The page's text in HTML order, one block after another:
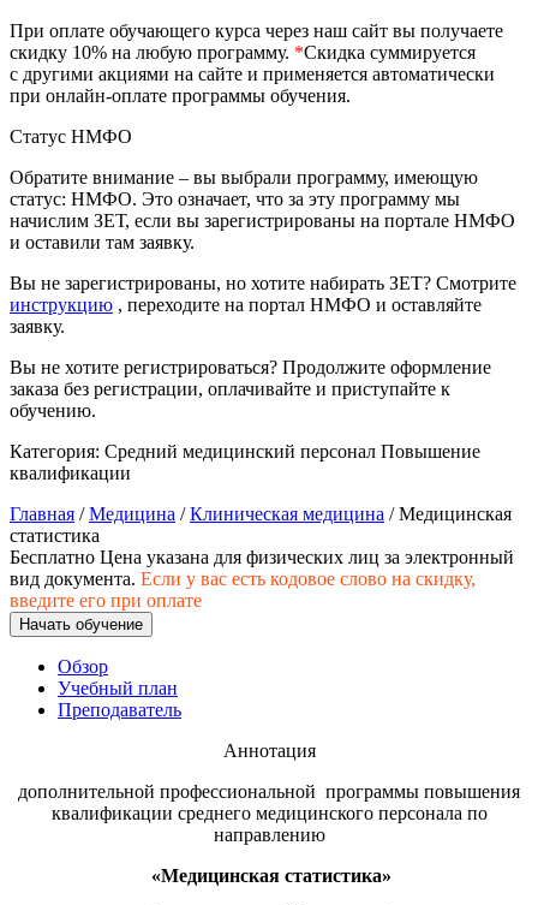
Управление охраной труда.
Техносферная безопасность
Допуски
Безопасность труда
Экономика и управление
общественного питания в
организации
Управление административно-
хозяйственной деятельностью
Техника-технологии
Прикладная геология, горное дело,
нефтегазовое дело и геодезия
Техника и технологии наземного
транспорта
Техника и технологии строительства
Ядерная энергетика и технологии
Культура и спорт
Физкультура и спорт
При оплате обучающего курса через наш сайт вы получаете
скидку 10% на любую программу. *Скидка суммируется
с другими акциями на сайте и применяется автоматически
при онлайн-оплате программы обучения.
Статус НМФО
Обратите внимание – вы выбрали программу, имеющую
статус: НМФО. Это означает, что за эту программу мы
начислим ЗЕТ, если вы зарегистрированы на портале НМФО
и оставили там заявку.
Вы не зарегистрированы, но хотите набирать ЗЕТ? Смотрите
инструкцию , переходите на портал НМФО и оставляйте
заявку.
Вы не хотите регистрироваться? Продолжите оформление
заказа без регистрации, оплачивайте и приступайте к
обучению.
Категория: Средний медицинский персонал Повышение
квалификации
Главная /Медицина /Клиническая медицина / Медицинская
статистика
Бесплатно Цена указана для физических лиц за электронный
вид документа. Если у вас есть кодовое слово на скидку,
введите его при оплате
Начать обучение
Обзор
Учебный план
Преподаватель
Аннотация
дополнительной профессиональной программы повышения
квалификации среднего медицинского персонала по
направлению
«Медицинская статистика»